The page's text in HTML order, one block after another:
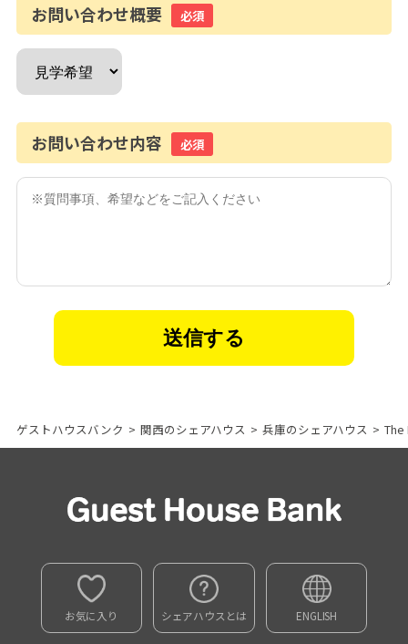
お問い合わせ概要 必須
お問い合わせ内容 必須
ゲストハウスバンク > 関西のシェアハウス > 兵庫のシェアハウス > The
お気に入り シェアハウスとは ENGLISH